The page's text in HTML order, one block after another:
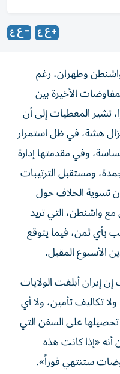
وطهران، رغم
الأخيرة بين
تشير المعطيات إلى أن
تزال هشة، في ظل استمرار
وفي مقدمتها إدارة
ومستقبل الترتيبات
تسوية الخلاف حول
مع واشنطن، التي تريد
بأي ثمن، فيما يتوقع
الأسبوع المقبل.
إيران أبلغت الولايات
تكاليف تأمين، ولا أي
على السفن التي
«إذا كانت هذه
ستنتهي فوراً».